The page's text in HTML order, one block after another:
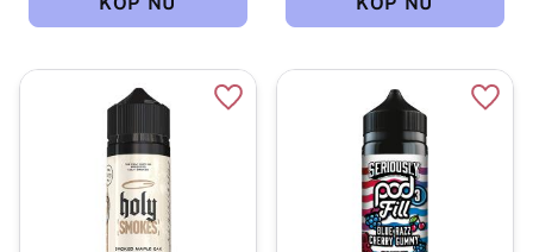
Lägg till i favoriter